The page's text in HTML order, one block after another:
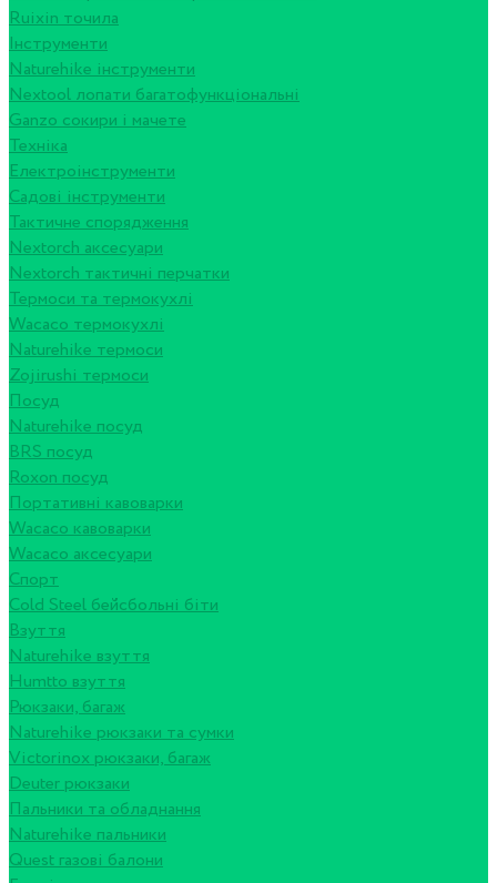
Ruixin точила
Інструменти
Naturehike інструменти
Nextool лопати багатофункціональні
Ganzo сокири і мачете
Техніка
Електроінструменти
Садові інструменти
Тактичне спорядження
Nextorch аксесуари
Nextorch тактичні перчатки
Термоси та термокухлі
Wacaco термокухлі
Naturehike термоси
Zojirushi термоси
Посуд
Naturehike посуд
BRS посуд
Roxon посуд
Портативні кавоварки
Wacaco кавоварки
Wacaco аксесуари
Спорт
Cold Steel бейсбольні біти
Взуття
Naturehike взуття
Humtto взуття
Рюкзаки, багаж
Naturehike рюкзаки та сумки
Victorinox рюкзаки, багаж
Deuter рюкзаки
Пальники та обладнання
Naturehike пальники
Quest газові балони